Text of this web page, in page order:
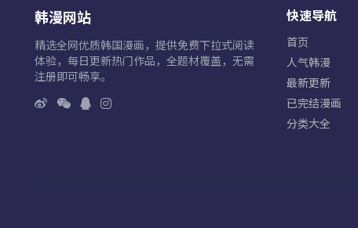
韩漫网站
精选全网优质韩国漫画，提供免费下拉式阅读
体验，每日更新热门作品，全题材覆盖，无需
注册即可畅享。
快速导航
首页
人气韩漫
最新更新
已完结漫画
分类大全